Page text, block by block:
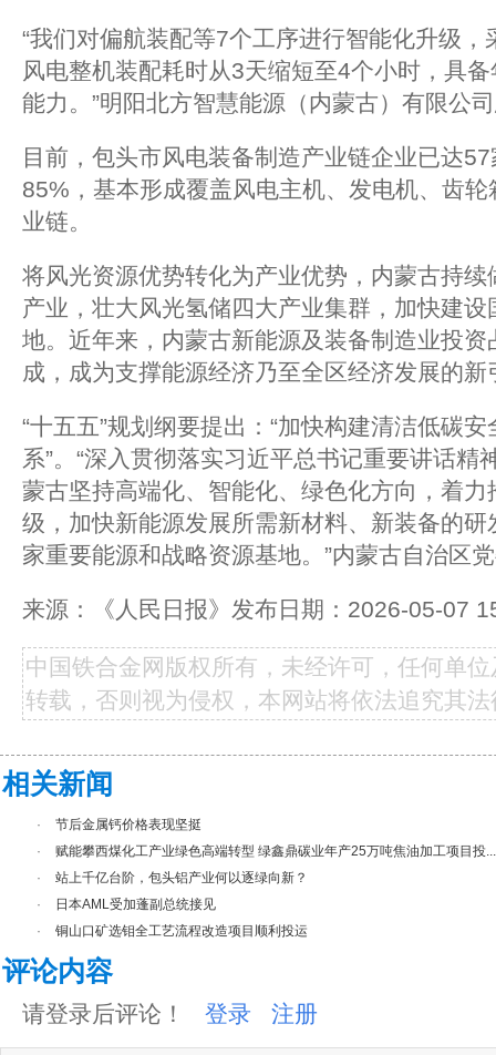
“我们对偏航装配等7个工序进行智能化升级
风电整机装配耗时从3天缩短至4个小时，具
能力。”明阳北方智慧能源（内蒙古）有限公
目前，包头市风电装备制造产业链企业已达
85%，基本形成覆盖风电主机、发电机、齿
业链。
将风光资源优势转化为产业优势，内蒙古持
产业，壮大风光氢储四大产业集群，加快建
地。近年来，内蒙古新能源及装备制造业投
成，成为支撑能源经济乃至全区经济发展的新
“十五五”规划纲要提出：“加快构建清洁低碳
系”。“深入贯彻落实习近平总书记重要讲话精
蒙古坚持高端化、智能化、绿色化方向，着
级，加快新能源发展所需新材料、新装备的
家重要能源和战略资源基地。”内蒙古自治区
来源：《人民日报》发布日期：2026-05-07
中国铁合金网版权所有，未经许可，任何单
转载，否则视为侵权，本网站将依法追究其
相关新闻
·
节后金属钙价格表现坚挺
·
赋能攀西煤化工产业绿色高端转型 绿鑫鼎碳业年产25万吨焦油加工项目投...
·
站上千亿台阶，包头铝产业何以逐绿向新？
·
日本AML受加蓬副总统接见
·
铜山口矿选钼全工艺流程改造项目顺利投运
评论内容
请登录后评论！ 登录 注册